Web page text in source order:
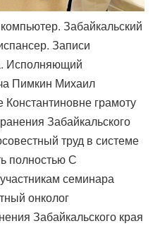
Забайкальский
Записи
Исполняющий
Пимкин Михаил
Константиновне грамоту
Забайкальского
труд в системе
полностью С
семинара
онколог
Забайкальского края